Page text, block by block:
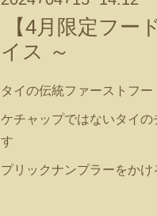
【4月限定フ
イス ～
タイの伝統ファーストフー
ケチャップではないタイ
す
プリックナンプラーをか